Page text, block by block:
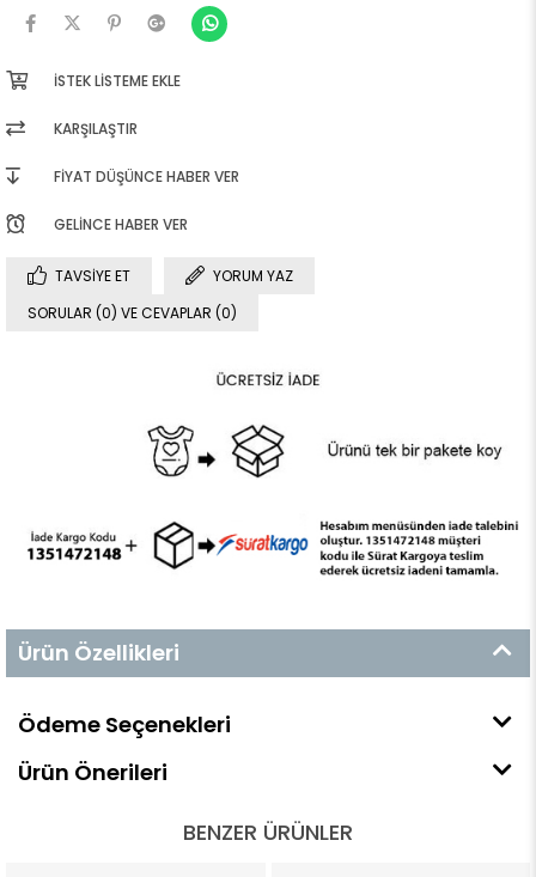
İSTEK LISTEME EKLE
KARŞILAŞTIR
FIYAT DÜŞÜNCE HABER VER
GELINCE HABER VER
TAVSIYE ET
YORUM YAZ
SORULAR (0) VE CEVAPLAR (0)
Ürün Özellikleri
Ödeme Seçenekleri
Ürün Önerileri
BENZER ÜRÜNLER